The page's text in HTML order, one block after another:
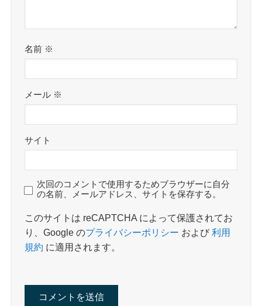
名前 ※
メール ※
サイト
次回のコメントで使用するためブラウザーに自分
の名前、メールアドレス、サイトを保存する。
このサイトは reCAPTCHA によって保護されてお
り、Google のプライバシーポリシー および利用
規約 に適用されます。